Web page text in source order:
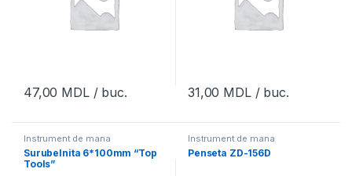
47,00 MDL/ buc. 31,00 MDL/ buc.
Instrument de mana
Surubelnita 6*100mm “Top
Tools”
Instrument de mana
Penseta ZD-156D